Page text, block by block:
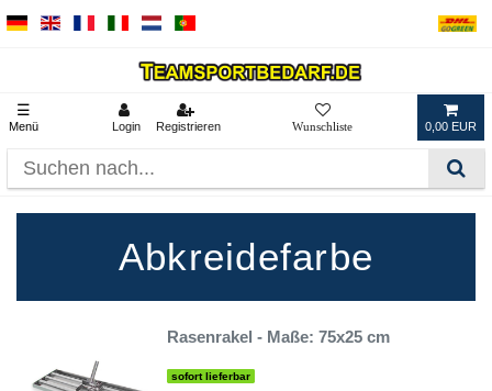
☰
Menü Login Registrieren 0,00 EUR
Abkreidefarbe
Rasenrakel - Maße: 75x25 cm
sofort lieferbar